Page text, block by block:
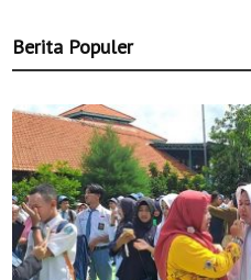
Berita Populer